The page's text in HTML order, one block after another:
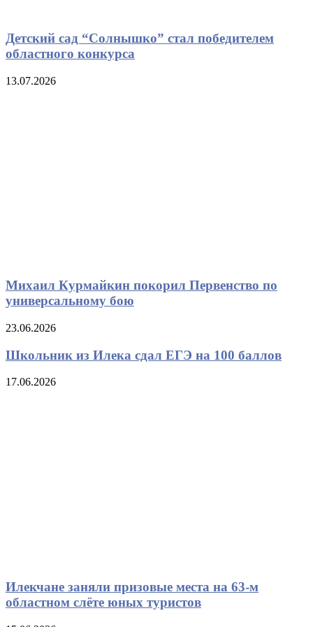
Детский сад “Солнышко” стал победителем
областного конкурса
13.07.2026
Михаил Курмайкин покорил Первенство по
универсальному бою
23.06.2026
Школьник из Илека сдал ЕГЭ на 100 баллов
17.06.2026
Илекчане заняли призовые места на 63-м
областном слёте юных туристов